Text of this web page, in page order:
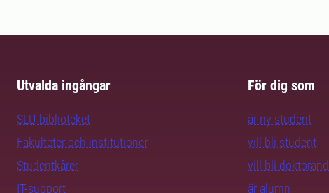
Utvalda ingångar
SLU-biblioteket
Fakulteter och institutioner
Studentkårer
IT-support
För dig som
är ny student
vill bli student
vill bli doktorand
är alumn